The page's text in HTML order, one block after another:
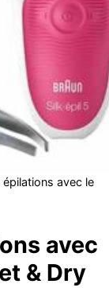
avec le
avec
& Dry